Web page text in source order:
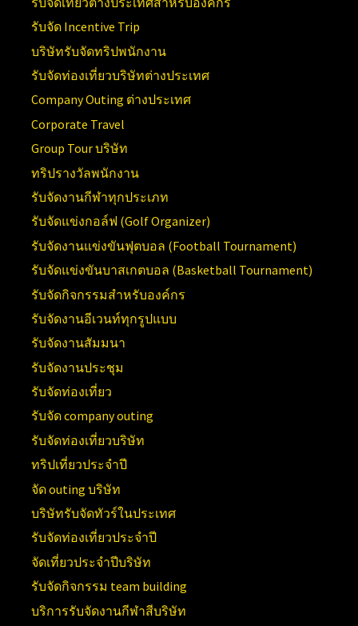
รับจัด Incentive Trip
บริษัทรับจัดทริปพนักงาน
รับจัดท่องเที่ยวบริษัทต่างประเทศ
Company Outing ต่างประเทศ
Corporate Travel
Group Tour บริษัท
ทริปรางวัลพนักงาน
รับจัดงานกีฬาทุกประเภท
รับจัดแข่งกอล์ฟ (Golf Organizer)
รับจัดงานแข่งขันฟุตบอล (Football Tournament)
รับจัดแข่งขันบาสเกตบอล (Basketball Tournament)
รับจัดกิจกรรมสำหรับองค์กร
รับจัดงานอีเวนท์ทุกรูปแบบ
รับจัดงานสัมมนา
รับจัดงานประชุม
รับจัดท่องเที่ยว
รับจัด company outing
รับจัดท่องเที่ยวบริษัท
ทริปเที่ยวประจำปี
จัด outing บริษัท
บริษัทรับจัดทัวร์ในประเทศ
รับจัดท่องเที่ยวประจำปี
จัดเที่ยวประจำปีบริษัท
รับจัดกิจกรรม team building
บริการรับจัดงานกีฬาสีบริษัท